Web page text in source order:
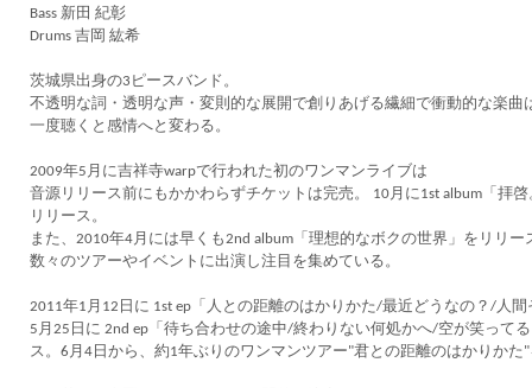
Bass 新田 紀彰
Drums 吉岡 紘希
茨城県出身の3ピースバンド。
不透明な詞・透明な声・変則的な展開で創りあげる繊細で衝動的な楽曲
一度聴くと感情へと変わる。
2009年5月に吉祥寺warpで行われた初のワンマンライブは
音源リリース前にもかかわらずチケットは完売。 10月に1st album「拝
リリース。
また、2010年4月には早くも2nd album「理想的なボクの世界」をリリー
数々のツアーやイベントに出演し注目を集めている。
2011年1月12日に 1st ep「人との距離のはかりかた/最近どうなの？/人間
5月25日に 2nd ep「待ち合わせの途中/終わりない何処かへ/空が笑って
ス。6月4日から、約1年ぶりのワンマンツアー"君との距離のはかりかた